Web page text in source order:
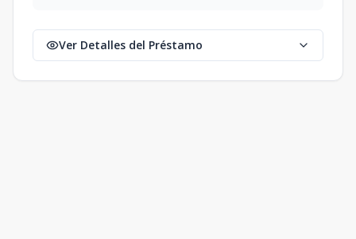
Ver Detalles del Préstamo